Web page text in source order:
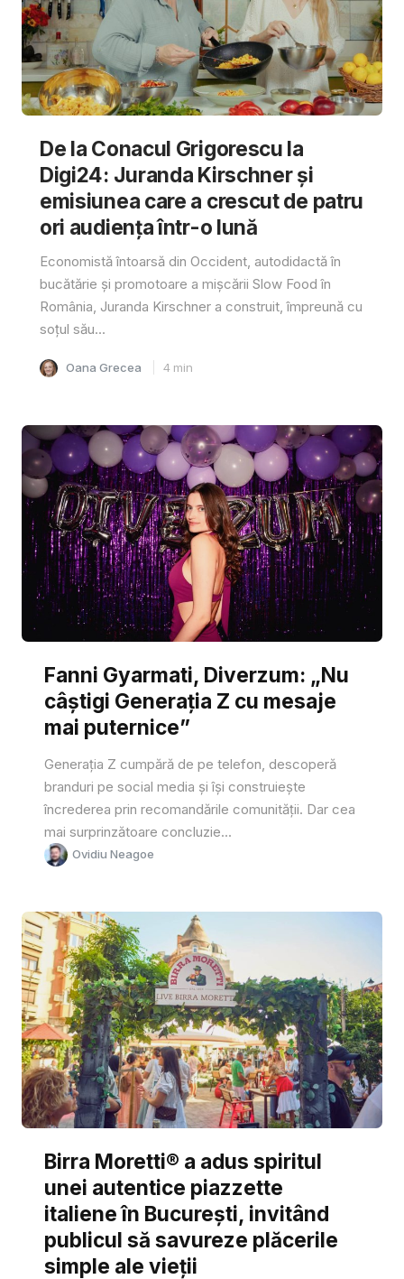
De la Conacul Grigorescu la
Digi24: Juranda Kirschner și
emisiunea care a crescut de patru
ori audiența într-o lună
Economistă întoarsă din Occident, autodidactă în
bucătărie și promotoare a mișcării Slow Food în
România, Juranda Kirschner a construit, împreună cu
soțul său...
Oana Grecea 4 min
Fanni Gyarmati, Diverzum: „Nu
câștigi Generația Z cu mesaje
mai puternice”
Generația Z cumpără de pe telefon, descoperă
branduri pe social media și își construiește
încrederea prin recomandările comunității. Dar cea
mai surprinzătoare concluzie...
Ovidiu Neagoe
Birra Moretti® a adus spiritul
unei autentice piazzette
italiene în București, invitând
publicul să savureze plăcerile
simple ale vieții